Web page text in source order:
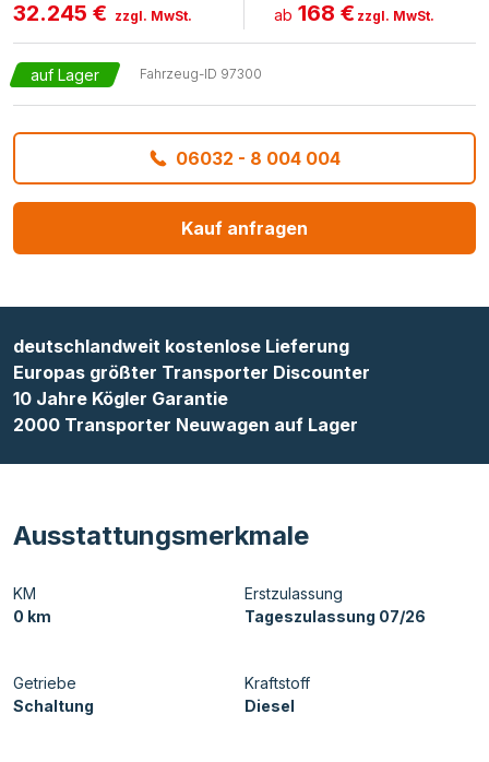
32.245 € zzgl. MwSt. ab 168 € zzgl. MwSt.
auf Lager Fahrzeug-ID 97300
06032 - 8 004 004
Kauf anfragen
deutschlandweit kostenlose Lieferung
Europas größter Transporter Discounter
10 Jahre Kögler Garantie
2000 Transporter Neuwagen auf Lager
Ausstattungsmerkmale
KM
0 km
Erstzulassung
Tageszulassung 07/26
Getriebe
Schaltung
Kraftstoff
Diesel